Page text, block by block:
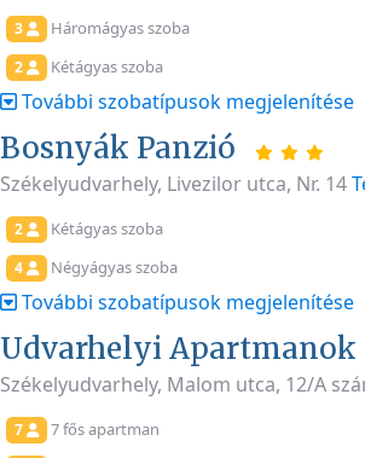
3 Háromágyas szoba
2 Kétágyas szoba
További szobatípusok megjelenítése
Bosnyák Panzió
Székelyudvarhely, Livezilor utca, Nr. 14
2 Kétágyas szoba
4 Négyágyas szoba
További szobatípusok megjelenítése
Udvarhelyi Apartmanok
Székelyudvarhely, Malom utca, 12/A
7 7 fős apartman